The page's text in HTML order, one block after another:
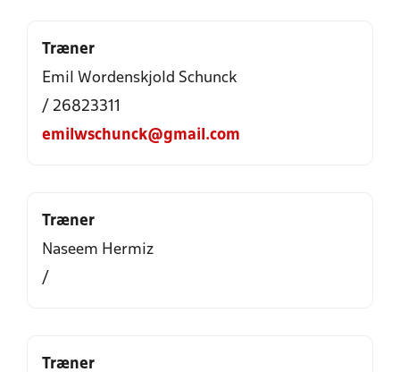
Træner
Emil Wordenskjold Schunck
/ 26823311
emilwschunck@gmail.com
Træner
Naseem Hermiz
/
Træner